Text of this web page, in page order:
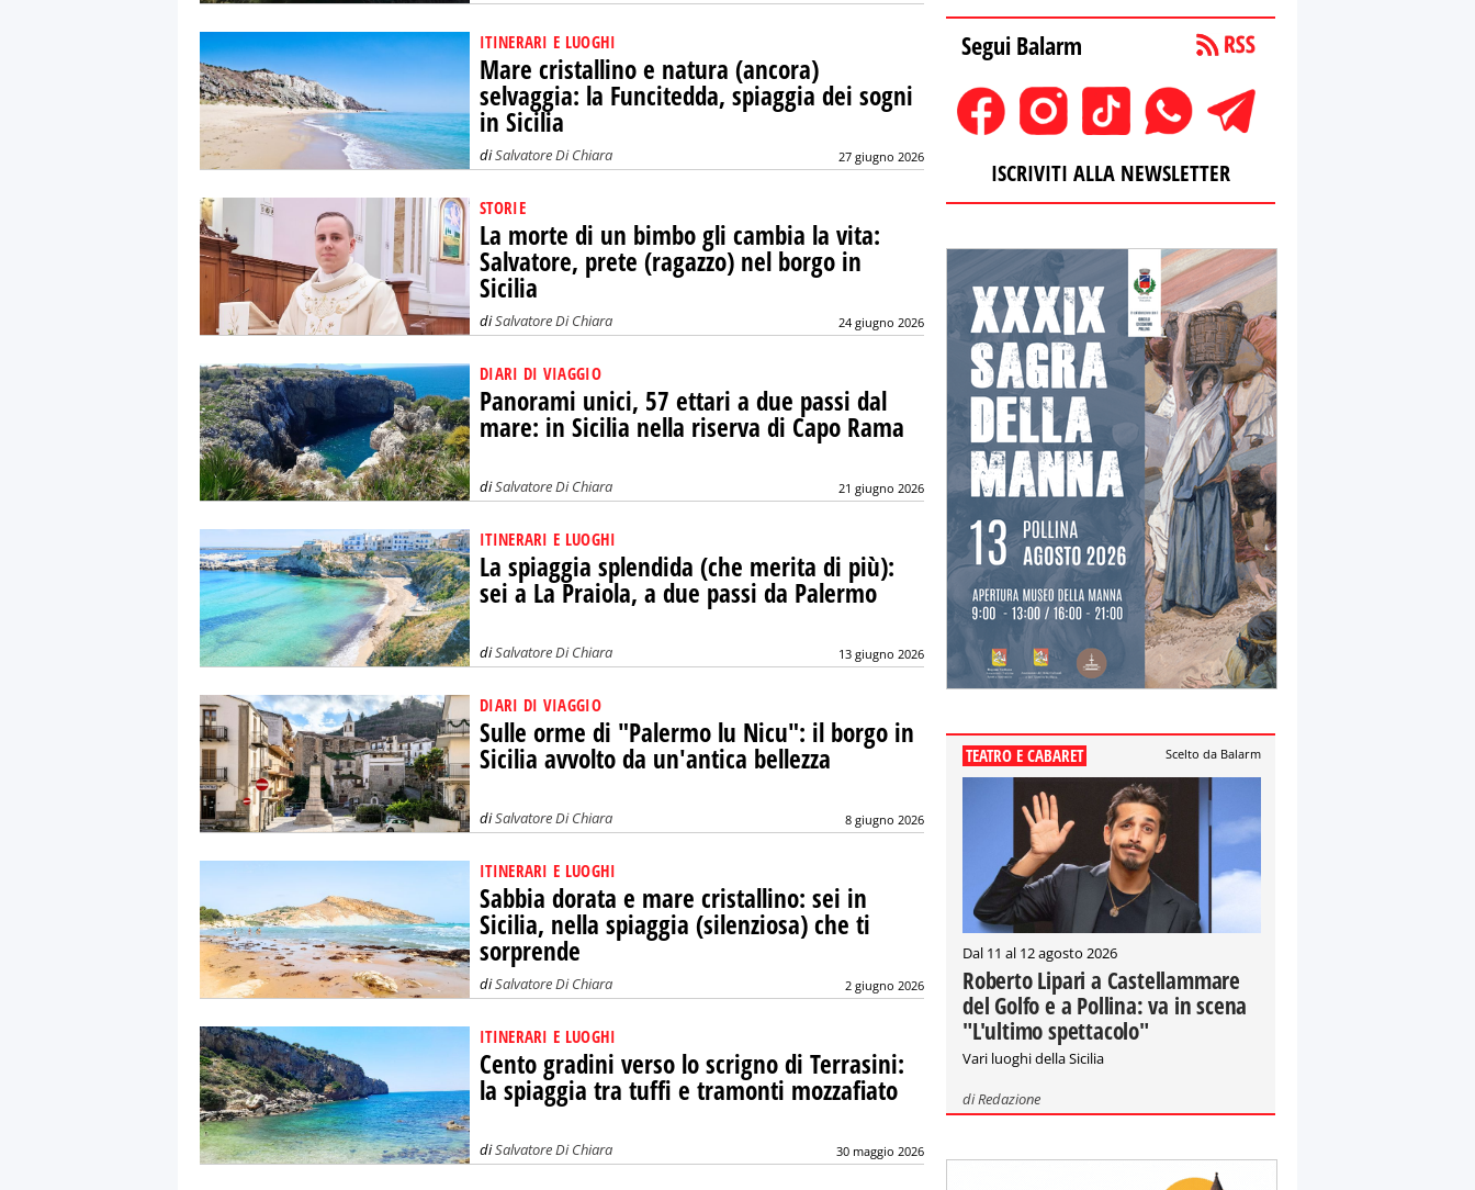
ITINERARI E LUOGHI
Mare cristallino e natura (ancora)
selvaggia: la Funcitedda, spiaggia dei sogni
in Sicilia
diSalvatore Di Chiara 27 giugno 2026
STORIE
La morte di un bimbo gli cambia la vita:
Salvatore, prete (ragazzo) nel borgo in
Sicilia
diSalvatore Di Chiara 24 giugno 2026
DIARI DI VIAGGIO
Panorami unici, 57 ettari a due passi dal
mare: in Sicilia nella riserva di Capo Rama
diSalvatore Di Chiara 21 giugno 2026
ITINERARI E LUOGHI
La spiaggia splendida (che merita di più):
sei a La Praiola, a due passi da Palermo
diSalvatore Di Chiara 13 giugno 2026
DIARI DI VIAGGIO
Sulle orme di "Palermo lu Nicu": il borgo in
Sicilia avvolto da un'antica bellezza
diSalvatore Di Chiara 8 giugno 2026
ITINERARI E LUOGHI
Sabbia dorata e mare cristallino: sei in
Sicilia, nella spiaggia (silenziosa) che ti
sorprende
diSalvatore Di Chiara 2 giugno 2026
ITINERARI E LUOGHI
Cento gradini verso lo scrigno di Terrasini:
la spiaggia tra tuffi e tramonti mozzafiato
diSalvatore Di Chiara 30 maggio 2026
Segui Balarm
ISCRIVITI ALLA NEWSLETTER
TEATRO E CABARET Scelto da Balarm
Dal 11 al 12 agosto 2026
Roberto Lipari a Castellammare
del Golfo e a Pollina: va in scena
"L'ultimo spettacolo"
Vari luoghi della Sicilia
diRedazione